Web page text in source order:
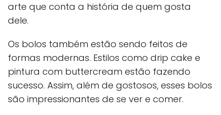
arte que conta a história de quem gosta
dele.
Os bolos também estão sendo feitos de
formas modernas. Estilos como drip cake e
pintura com buttercream estão fazendo
sucesso. Assim, além de gostosos, esses bolos
são impressionantes de se ver e comer.